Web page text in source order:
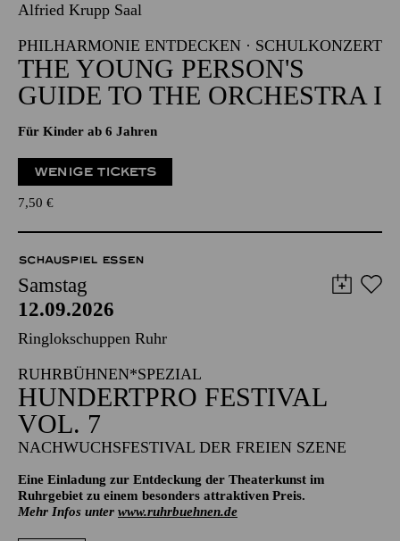
Alfried Krupp Saal
PHILHARMONIE ENTDECKEN · SCHULKONZERT
THE YOUNG PERSON'S
GUIDE TO THE ORCHESTRA I
Für Kinder ab 6 Jahren
WENIGE TICKETS
7,50 €
SCHAUSPIEL ESSEN
Samstag
12.09.2026
Ringlokschuppen Ruhr
RUHRBÜHNEN*SPEZIAL
HUNDERTPRO FESTIVAL
VOL. 7
NACHWUCHSFESTIVAL DER FREIEN SZENE
Eine Einladung zur Entdeckung der Theaterkunst im
Ruhrgebiet zu einem besonders attraktiven Preis.
Mehr Infos unter www.ruhrbuehnen.de